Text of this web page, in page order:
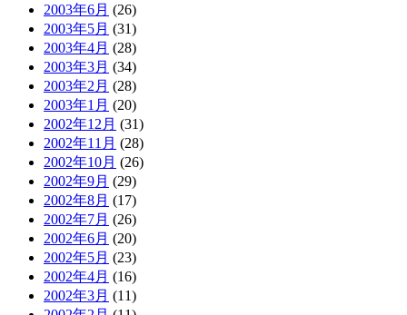
2003年6月 (26)
2003年5月 (31)
2003年4月 (28)
2003年3月 (34)
2003年2月 (28)
2003年1月 (20)
2002年12月 (31)
2002年11月 (28)
2002年10月 (26)
2002年9月 (29)
2002年8月 (17)
2002年7月 (26)
2002年6月 (20)
2002年5月 (23)
2002年4月 (16)
2002年3月 (11)